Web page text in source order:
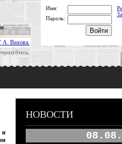
А. Вахова.
Имя:
Пароль:
и
НОВОСТИ